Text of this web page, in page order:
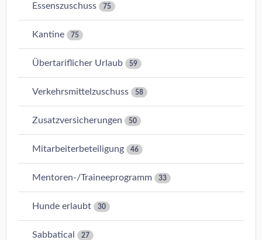
Essenszuschuss 75
Kantine 75
Übertariflicher Urlaub 59
Verkehrsmittelzuschuss 58
Zusatzversicherungen 50
Mitarbeiterbeteiligung 46
Mentoren-/Traineeprogramm 33
Hunde erlaubt 30
Sabbatical 27